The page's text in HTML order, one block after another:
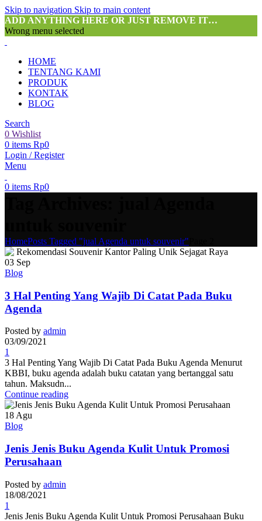
Skip to navigation Skip to main content
ADD ANYTHING HERE OR JUST REMOVE IT…
Wrong menu selected
HOME
TENTANG KAMI
PRODUK
KONTAK
BLOG
Search
0 Wishlist
0 items Rp0
Login / Register
Menu
0 items Rp0
HomePosts Tagged "jual Agenda untuk souvenir"
03 Sep
Blog
3 Hal Penting Yang Wajib Di Catat Pada Buku
Agenda
Posted by admin
03/09/2021
1
3 Hal Penting Yang Wajib Di Catat Pada Buku Agenda Menurut
KBBI, buku agenda adalah buku catatan yang bertanggal satu
tahun. Maksudn...
Continue reading
18Agu
Blog
Jenis Jenis Buku Agenda Kulit Untuk Promosi
Perusahaan
Posted by admin
18/08/2021
1
Jenis Jenis Buku Agenda Kulit Untuk Promosi Perusahaan Buku